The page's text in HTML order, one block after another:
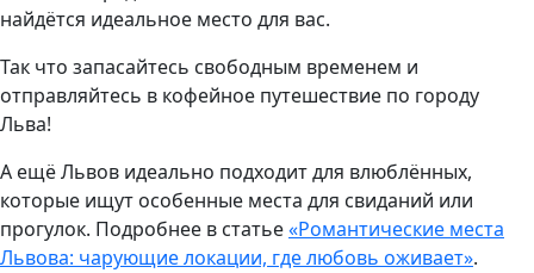
найдётся идеальное место для вас.
Так что запасайтесь свободным временем и
отправляйтесь в кофейное путешествие по городу
Льва!
А ещё Львов идеально подходит для влюблённых,
которые ищут особенные места для свиданий или
прогулок. Подробнее в статье«Романтические места
Львова: чарующие локации, где любовь оживает».